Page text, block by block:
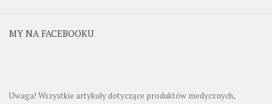
MY NA FACEBOOKU
Uwaga! Wszystkie artykuły dotyczące produktów medycznych,